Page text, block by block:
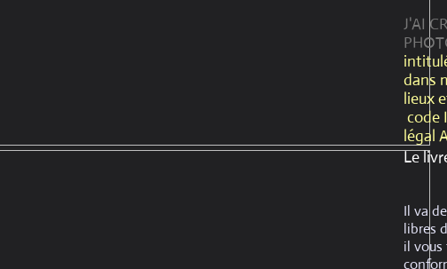
J'AI
dans
lieux
code
légal
Le
Il va
libres
il vous